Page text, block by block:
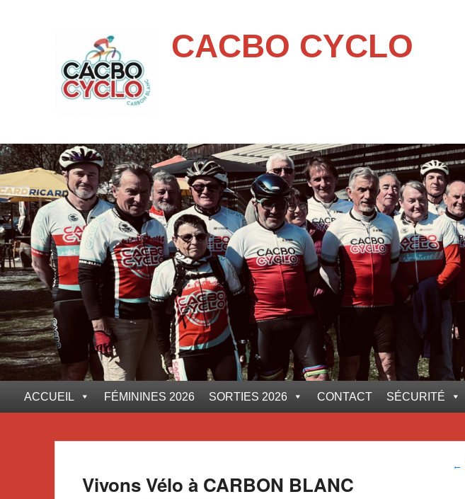
CACBO CYCLO
ACCUEIL FÉMININES 2026 SORTIES 2026 CONTACT SÉCURITÉ
←
Vivons Vélo à CARBON BLANC